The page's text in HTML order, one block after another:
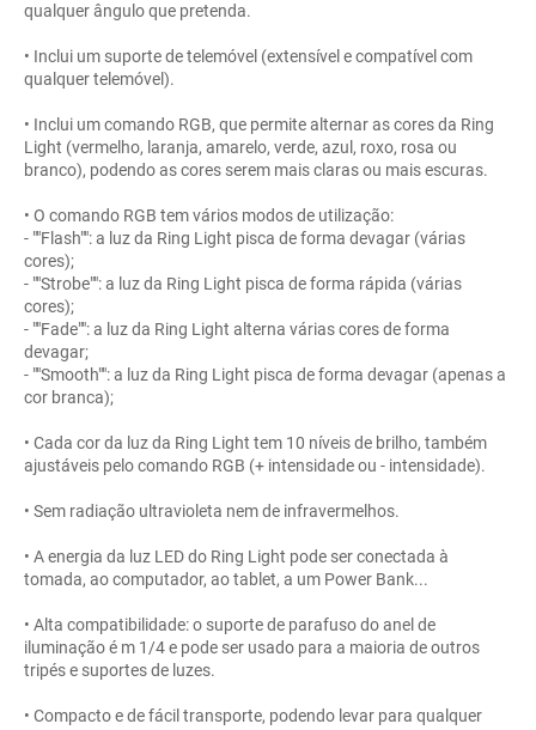
qualquer ângulo que pretenda.
• Inclui um suporte de telemóvel (extensível e compatível com
qualquer telemóvel).
• Inclui um comando RGB, que permite alternar as cores da Ring
Light (vermelho, laranja, amarelo, verde, azul, roxo, rosa ou
branco), podendo as cores serem mais claras ou mais escuras.
• O comando RGB tem vários modos de utilização:
- ""Flash"": a luz da Ring Light pisca de forma devagar (várias
cores);
- ""Strobe"": a luz da Ring Light pisca de forma rápida (várias
cores);
- ""Fade"": a luz da Ring Light alterna várias cores de forma
devagar;
- ""Smooth"": a luz da Ring Light pisca de forma devagar (apenas a
cor branca);
• Cada cor da luz da Ring Light tem 10 níveis de brilho, também
ajustáveis pelo comando RGB (+ intensidade ou - intensidade).
• Sem radiação ultravioleta nem de infravermelhos.
• A energia da luz LED do Ring Light pode ser conectada à
tomada, ao computador, ao tablet, a um Power Bank...
• Alta compatibilidade: o suporte de parafuso do anel de
iluminação é m 1/4 e pode ser usado para a maioria de outros
tripés e suportes de luzes.
• Compacto e de fácil transporte, podendo levar para qualquer